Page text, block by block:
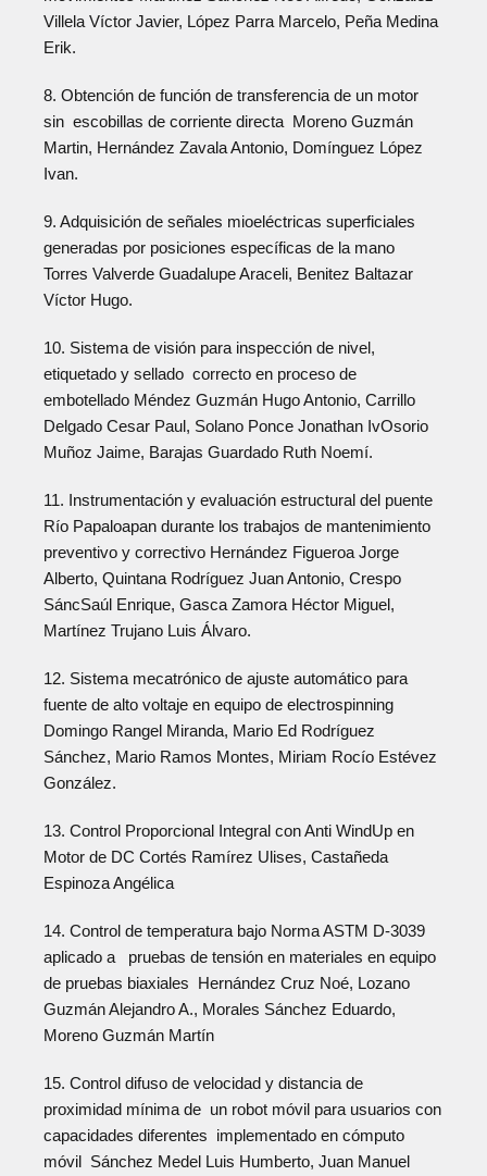
Villela Víctor Javier, López Parra Marcelo, Peña Medina
Erik.
8. Obtención de función de transferencia de un motor
sin escobillas de corriente directa Moreno Guzmán
Martin, Hernández Zavala Antonio, Domínguez López
Ivan.
9. Adquisición de señales mioeléctricas superficiales
generadas por posiciones específicas de la mano
Torres Valverde Guadalupe Araceli, Benitez Baltazar
Víctor Hugo.
10. Sistema de visión para inspección de nivel,
etiquetado y sellado correcto en proceso de
embotellado Méndez Guzmán Hugo Antonio, Carrillo
Delgado Cesar Paul, Solano Ponce Jonathan IvOsorio
Muñoz Jaime, Barajas Guardado Ruth Noemí.
11. Instrumentación y evaluación estructural del puente
Río Papaloapan durante los trabajos de mantenimiento
preventivo y correctivo Hernández Figueroa Jorge
Alberto, Quintana Rodríguez Juan Antonio, Crespo
SáncSaúl Enrique, Gasca Zamora Héctor Miguel,
Martínez Trujano Luis Álvaro.
12. Sistema mecatrónico de ajuste automático para
fuente de alto voltaje en equipo de electrospinning
Domingo Rangel Miranda, Mario Ed Rodríguez
Sánchez, Mario Ramos Montes, Miriam Rocío Estévez
González.
13. Control Proporcional Integral con Anti WindUp en
Motor de DC Cortés Ramírez Ulises, Castañeda
Espinoza Angélica
14. Control de temperatura bajo Norma ASTM D-3039
aplicado a pruebas de tensión en materiales en equipo
de pruebas biaxiales Hernández Cruz Noé, Lozano
Guzmán Alejandro A., Morales Sánchez Eduardo,
Moreno Guzmán Martín
15. Control difuso de velocidad y distancia de
proximidad mínima de un robot móvil para usuarios con
capacidades diferentes implementado en cómputo
móvil Sánchez Medel Luis Humberto, Juan Manuel